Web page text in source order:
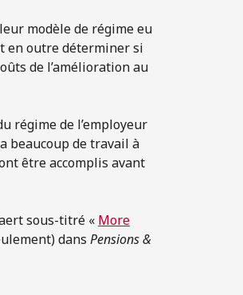
modèle de régime eu
en outre déterminer si
de l’amélioration au
régime de l’employeur
beaucoup de travail à
être accomplis avant
sous-titré « More
dans Pensions &